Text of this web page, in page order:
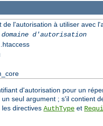
de l'autorisation à utiliser avec
domaine d'autorisation
d'autorisation pour un
un seul argument ; s'il contient
directives AuthType et